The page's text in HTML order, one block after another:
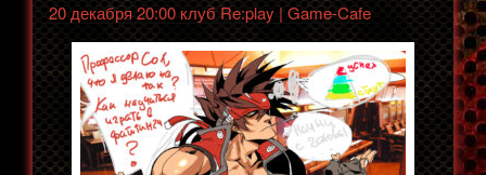
20 декабря 20:00 клуб Re:play | Game-Cafe